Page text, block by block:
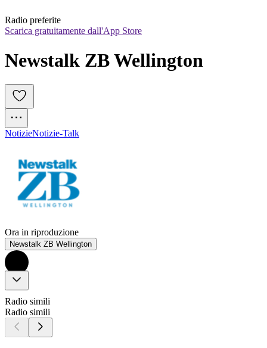
Radio preferite
Scarica gratuitamente dall'App Store
Newstalk ZB Wellington
NotizieNotizie-Talk
Ora in riproduzione
Newstalk ZB Wellington
Radio simili
Radio simili